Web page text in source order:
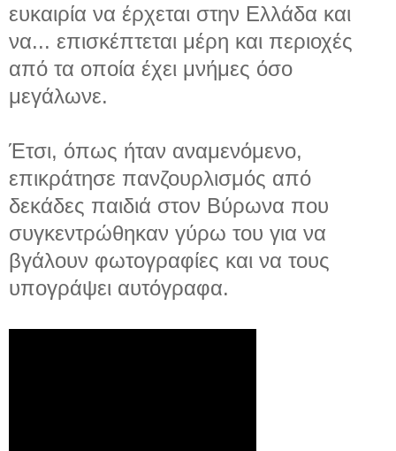
ευκαιρία να έρχεται στην Ελλάδα και
να... επισκέπτεται μέρη και περιοχές
από τα οποία έχει μνήμες όσο
μεγάλωνε.
Έτσι, όπως ήταν αναμενόμενο,
επικράτησε πανζουρλισμός από
δεκάδες παιδιά στον Βύρωνα που
συγκεντρώθηκαν γύρω του για να
βγάλουν φωτογραφίες και να τους
υπογράψει αυτόγραφα.